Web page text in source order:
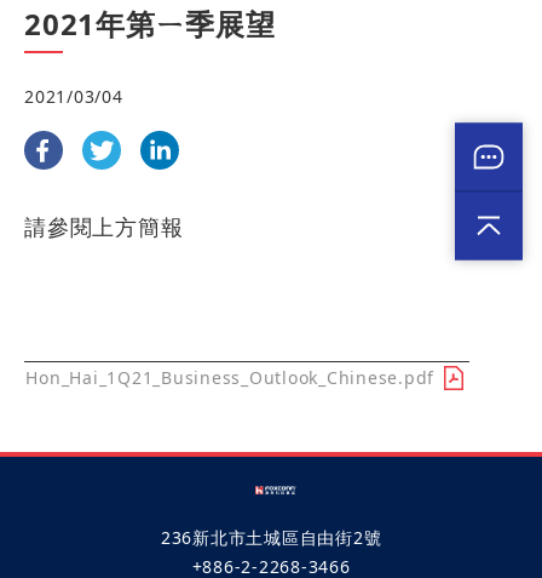
2021年第ㄧ季展望
2021/03/04
請參閱上方簡報
Hon_Hai_1Q21_Business_Outlook_Chinese.pdf
236新北市土城區自由街2號
+886-2-2268-3466